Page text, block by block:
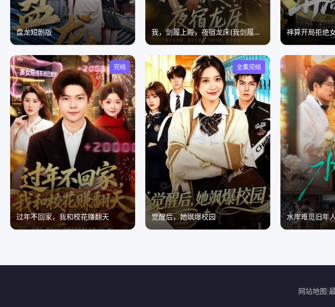
盘龙短剧版 我，剑履上殿，夜宿龙床(我剑履上殿夜宿龙床) 神算开局拒绝
完结
过年不回家，我和校花赚翻天
全集完结
觉醒后，她飒爆校园 水岸难觅旧年
网站地图